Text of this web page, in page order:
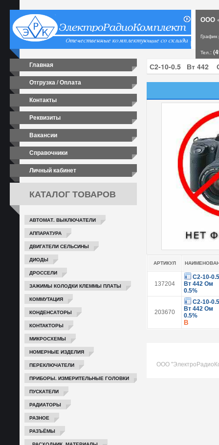
ООО
Тел.:
Главная
Отгрузка / Оплата
Контакты
Реквизиты
Вакансии
Справочники
Личный кабинет
КАТАЛОГ ТОВАРОВ
АВТОМАТ. ВЫКЛЮЧАТЕЛИ
АППАРАТУРА
ДВИГАТЕЛИ СЕЛЬСИНЫ
ДИОДЫ
ДРОССЕЛИ
ЗАЖИМЫ КОЛОДКИ КЛЕММЫ ПЛАТЫ
КОММУТАЦИЯ
КОНДЕНСАТОРЫ
КОНТАКТОРЫ
МИКРОСХЕМЫ
НОМЕРНЫЕ ИЗДЕЛИЯ
ПЕРЕКЛЮЧАТЕЛИ
ПРИБОРЫ. ИЗМЕРИТЕЛЬНЫЕ ГОЛОВКИ
ПУСКАТЕЛИ
РАДИАТОРЫ
РАЗНОЕ
РАЗЪЁМЫ
АРТИКУЛ
137204
С2-10-0.5
Вт 442 Ом
0.5%
203670
С2-10-0.5
Вт 442 Ом
0.5%
В
ООО